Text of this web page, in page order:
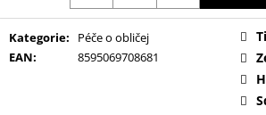
Kategorie:
Péče o obličej
EAN: 8595069708681